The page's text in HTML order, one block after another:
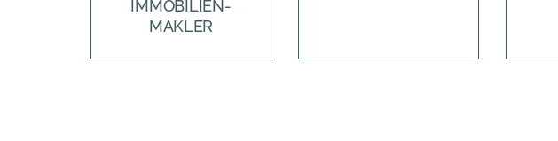
IMMOBILIEN-
MAKLER